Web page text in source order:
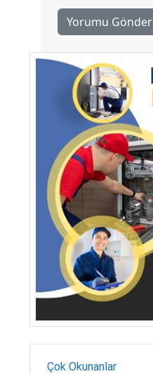
Yorumu Gönder
Çok Okunanlar